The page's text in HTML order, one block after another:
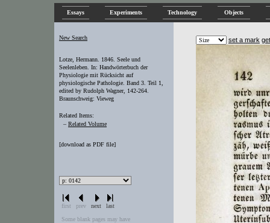
Essays Experiments Technology Objects
New Search
Lotze, Hermann. 1846. Seele und
Seelenleben. In: Handwörterbuch der
Physiologie mit Rücksicht auf
physiologische Pathologie. Band 3. Teil 1,
edited by Rudolph Wagner, 142-264.
Braunschweig: Vieweg
Related Items:
– Related Volume
[download as PDF file]
first prev next
last
Some blank pages may have
set a mark